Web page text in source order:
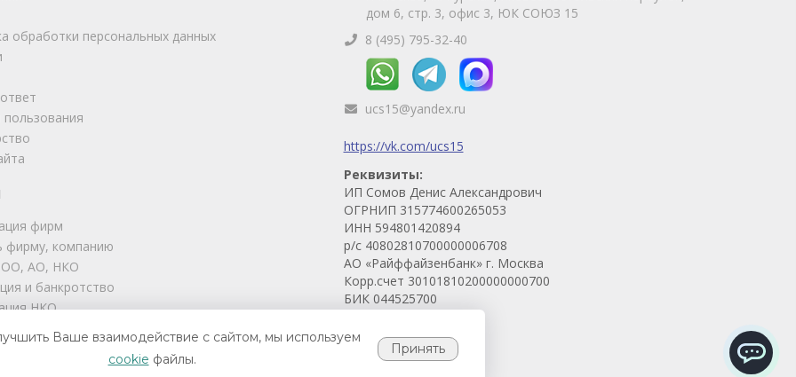
обработки персональных данных
пользования
фирм
фирму, компанию
АО, НКО
и банкротство
НКО
услуги
дом 6, стр. 3, офис 3, ЮК СОЮЗ 15
8 (495) 795-32-40
ucs15@yandex.ru
https://vk.com/ucs15
Реквизиты:
ИП Сомов Денис Александрович
ОГРНИП 315774600265053
ИНН 594801420894
р/с 40802810700000006708
АО «Райффайзенбанк» г. Москва
Корр.счет 30101810200000000700
БИК 044525700
Ваше взаимодействие с сайтом, мы используем
cookie файлы.
Принять
Телефон